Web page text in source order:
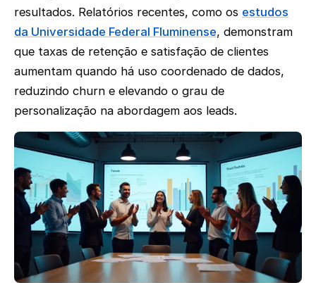
resultados. Relatórios recentes, como os estudos
da Universidade Federal Fluminense, demonstram
que taxas de retenção e satisfação de clientes
aumentam quando há uso coordenado de dados,
reduzindo churn e elevando o grau de
personalização na abordagem aos leads.